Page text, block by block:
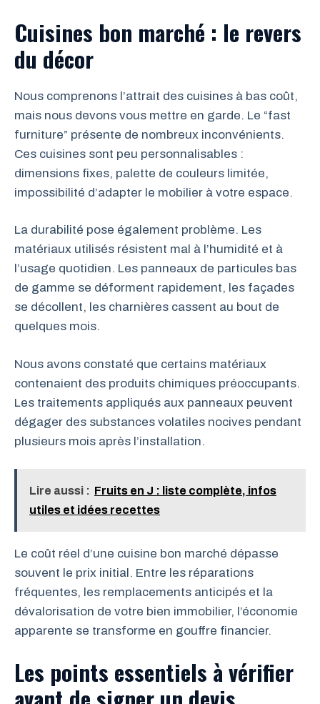
Cuisines bon marché : le revers
du décor
Nous comprenons l’attrait des cuisines à bas coût,
mais nous devons vous mettre en garde. Le “fast
furniture” présente de nombreux inconvénients.
Ces cuisines sont peu personnalisables :
dimensions fixes, palette de couleurs limitée,
impossibilité d’adapter le mobilier à votre espace.
La durabilité pose également problème. Les
matériaux utilisés résistent mal à l’humidité et à
l’usage quotidien. Les panneaux de particules bas
de gamme se déforment rapidement, les façades
se décollent, les charnières cassent au bout de
quelques mois.
Nous avons constaté que certains matériaux
contenaient des produits chimiques préoccupants.
Les traitements appliqués aux panneaux peuvent
dégager des substances volatiles nocives pendant
plusieurs mois après l’installation.
Lire aussi : Fruits en J : liste complète, infos
utiles et idées recettes
Le coût réel d’une cuisine bon marché dépasse
souvent le prix initial. Entre les réparations
fréquentes, les remplacements anticipés et la
dévalorisation de votre bien immobilier, l’économie
apparente se transforme en gouffre financier.
Les points essentiels à vérifier